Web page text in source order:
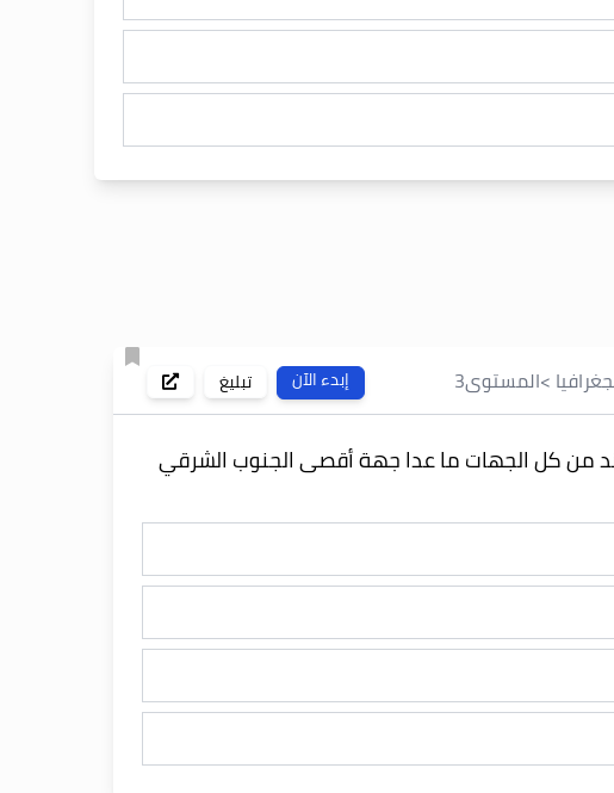
إبدء الآن تبليغ >المستوى3
من كل الجهات ما عدا جهة أقصى الجنوب الشرقي